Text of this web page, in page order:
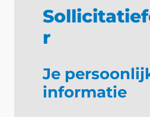
r
Je
informatie